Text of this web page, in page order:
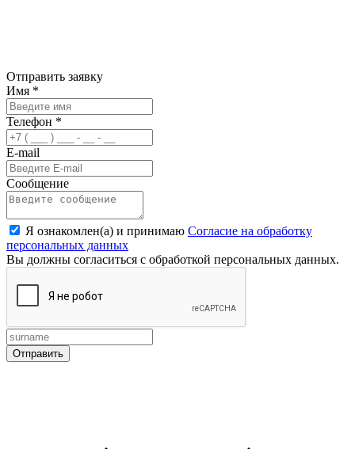
Отправить заявку
Имя *
Телефон *
E-mail
Сообщение
Я ознакомлен(а) и принимаю Согласие на обработку
персональных данных
Вы должны согласиться с обработкой персональных данных.